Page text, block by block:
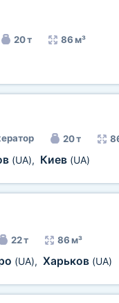
20 т 86 м³
20 т
(UA), Киев (UA)
22 т 86 м³
(UA), Харьков (UA)